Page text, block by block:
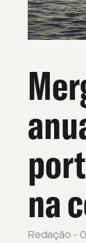
na
Redação -